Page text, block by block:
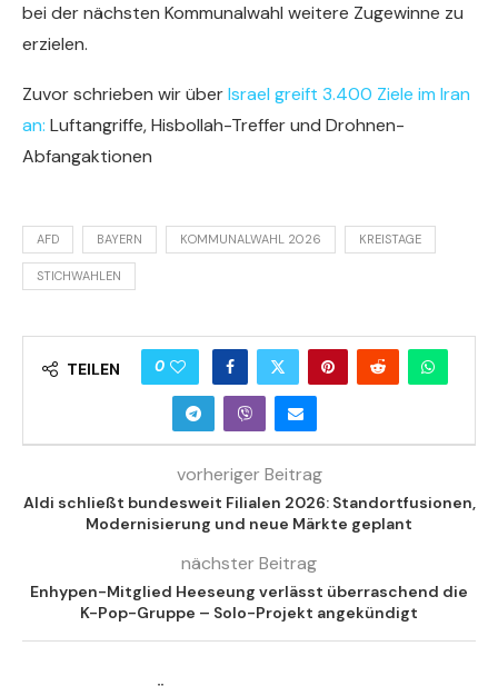
bei der nächsten Kommunalwahl weitere Zugewinne zu
erzielen.
Zuvor schrieben wir überIsrael greift 3.400 Ziele im Iran
an: Luftangriffe, Hisbollah-Treffer und Drohnen-
Abfangaktionen
AFD BAYERN KOMMUNALWAHL 2026 KREISTAGE
STICHWAHLEN
TEILEN 0
vorheriger Beitrag
Aldi schließt bundesweit Filialen 2026: Standortfusionen,
Modernisierung und neue Märkte geplant
nächster Beitrag
Enhypen-Mitglied Heeseung verlässt überraschend die
K-Pop-Gruppe – Solo-Projekt angekündigt